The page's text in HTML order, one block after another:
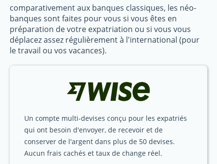
comparativement aux banques classiques, les néo-
banques sont faites pour vous si vous êtes en
préparation de votre expatriation ou si vous vous
déplacez assez régulièrement à l'international (pour
le travail ou vos vacances).
Un compte multi-devises conçu pour les expatriés
qui ont besoin d'envoyer, de recevoir et de
conserver de l'argent dans plus de 50 devises.
Aucun frais cachés et taux de change réel.